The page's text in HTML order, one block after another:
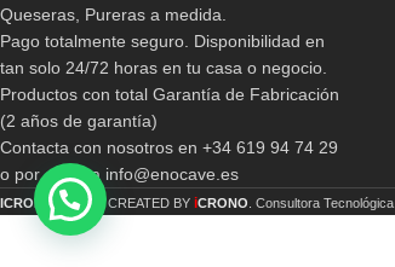
Queseras, Pureras a medida.
Pago totalmente seguro. Disponibilidad en
tan solo 24/72 horas en tu casa o negocio.
Productos con total Garantía de Fabricación
(2 años de garantía)
Contacta con nosotros en +34 619 94 74 29
o por email a info@enocave.es
ICRONO 2019 CREATED BY iCRONO . Consultora Tecnológica.